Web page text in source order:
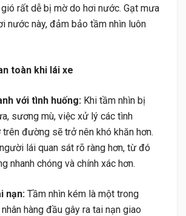
rất dễ bị mờ do hơi nước. Gạt mưa
nước này, đảm bảo tầm nhìn luôn
toàn khi lái xe
với tình huống: Khi tầm nhìn bị
sương mù, việc xử lý các tình
đường sẽ trở nên khó khăn hơn.
lái quan sát rõ ràng hơn, từ đó
nhanh chóng và chính xác hơn.
nạn: Tầm nhìn kém là một trong
hàng đầu gây ra tai nạn giao